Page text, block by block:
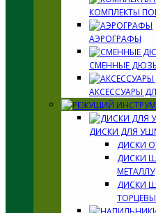
КОМПЛЕКТЫ
АЭРОГРАФЫ
СМЕННЫЕ
АКСЕССУАРЫ
ДИСКИ ДЛЯ
ДИСКИ
ДИСКИ
МЕТАЛЛУ
ДИСКИ